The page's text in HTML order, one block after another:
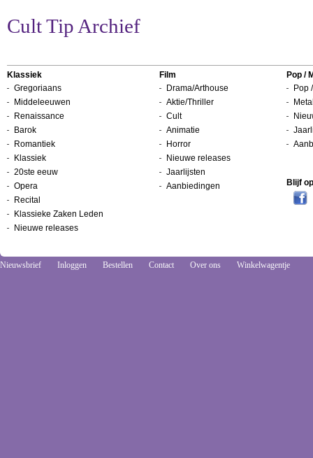
Cult Tip Archief
Klassiek
Gregoriaans
Middeleeuwen
Renaissance
Barok
Romantiek
Klassiek
20ste eeuw
Opera
Recital
Klassieke Zaken Leden
Nieuwe releases
Film
Drama/Arthouse
Aktie/Thriller
Cult
Animatie
Horror
Nieuwe releases
Jaarlijsten
Aanbiedingen
Pop /
Pop
Blijf
Nieuwsbrief Inloggen Bestellen Contact Over ons Winkelwagentje